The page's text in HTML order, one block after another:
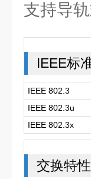
支持导
IEEE标
IEEE 802.3
IEEE 802.3u
IEEE 802.3x
交换特性